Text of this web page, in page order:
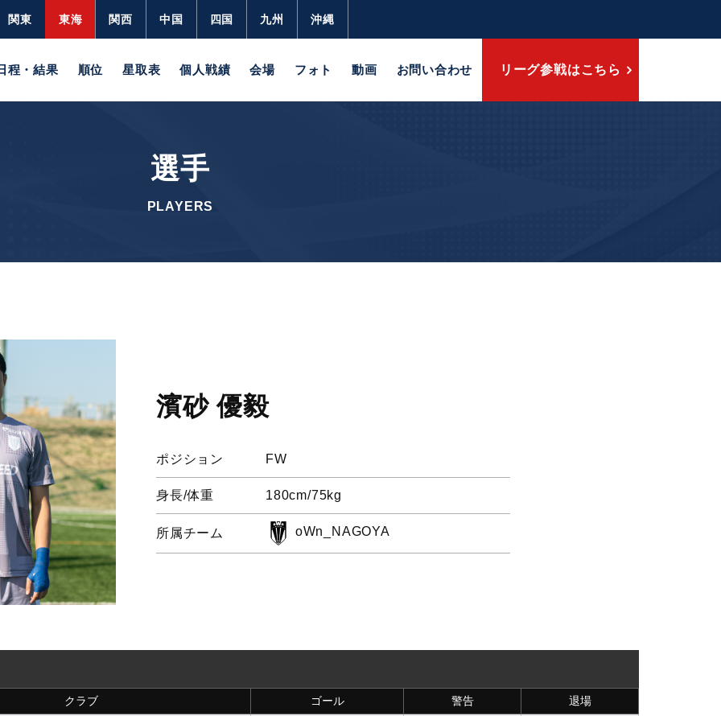
関東 東海 関西 中国 四国 九州 沖縄
程・結果 順位 星取表 個人戦績 会場 フォト 動画 お問い合わせ リーグ参戦はこちら
選手
PLAYERS
濱砂 優毅
ポジション FW
身長/体重 180cm/75kg
所属チーム oWn_NAGOYA
クラブ ゴール 警告 退場